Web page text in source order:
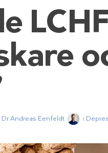
Dr Andreas Eenfeldt i